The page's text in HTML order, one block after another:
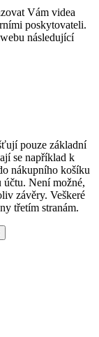
Vám videa
poskytovateli.
následující
pouze základní
se například k
nákupního košíku
účtu. Není možné,
závěry. Veškeré
třetím stranám.